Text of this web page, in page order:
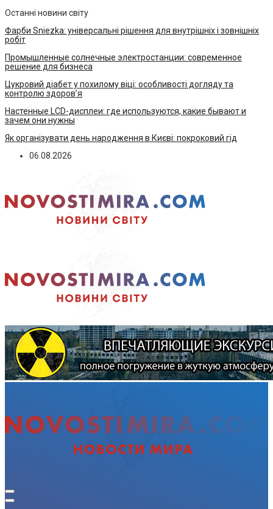
Останні новини світу
Фарби Sniezka: універсальні рішення для внутрішніх і зовнішніх
робіт
Промышленные солнечные электростанции: современное
решение для бизнеса
Цукровий діабет у похилому віці: особливості догляду та
контролю здоров’я
Настенные LCD-дисплеи: где используются, какие бывают и
зачем они нужны
Як організувати день народження в Києві: покроковий гід
06.08.2026